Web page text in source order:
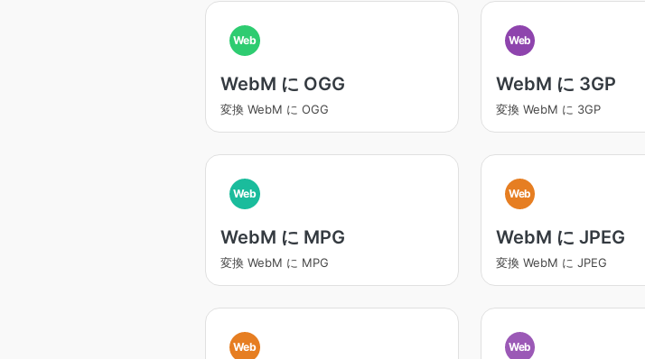
Web
WebM に OGG
変換 WebM に OGG
Web
WebM に 3GP
変換 WebM に 3GP
Web
WebM に MPG
変換 WebM に MPG
Web
WebM に JPEG
変換 WebM に JPEG
Web Web